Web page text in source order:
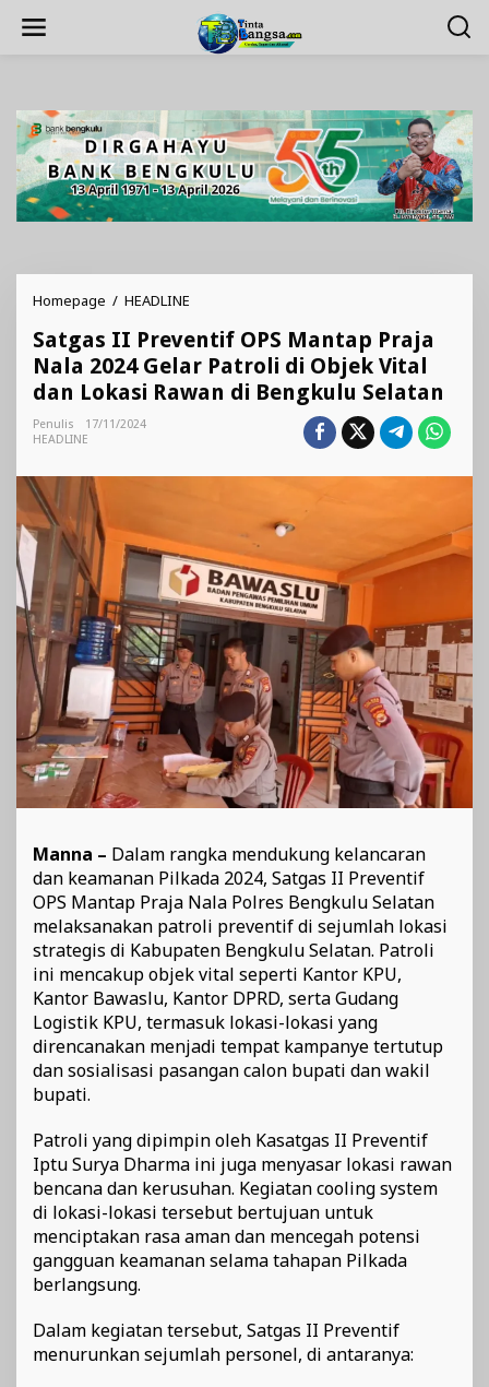
Homepage / HEADLINE
Preventif
OPS
Mantap
Praja
Patroli
dan
Lokasi
Rawan
di
Bengkulu
Selatan
Satgas II Preventif OPS Mantap Praja
Nala 2024 Gelar Patroli di Objek Vital
dan Lokasi Rawan di Bengkulu Selatan
Penulis
17/11/2024
HEADLINE
Manna – Dalam rangka mendukung kelancaran
dan keamanan Pilkada 2024, Satgas II Preventif
OPS Mantap Praja Nala Polres Bengkulu Selatan
melaksanakan patroli preventif di sejumlah lokasi
strategis di Kabupaten Bengkulu Selatan. Patroli
ini mencakup objek vital seperti Kantor KPU,
Kantor Bawaslu, Kantor DPRD, serta Gudang
Logistik KPU, termasuk lokasi-lokasi yang
direncanakan menjadi tempat kampanye tertutup
dan sosialisasi pasangan calon bupati dan wakil
bupati.
Patroli yang dipimpin oleh Kasatgas II Preventif
Iptu Surya Dharma ini juga menyasar lokasi rawan
bencana dan kerusuhan. Kegiatan cooling system
di lokasi-lokasi tersebut bertujuan untuk
menciptakan rasa aman dan mencegah potensi
gangguan keamanan selama tahapan Pilkada
berlangsung.
Dalam kegiatan tersebut, Satgas II Preventif
menurunkan sejumlah personel, di antaranya: